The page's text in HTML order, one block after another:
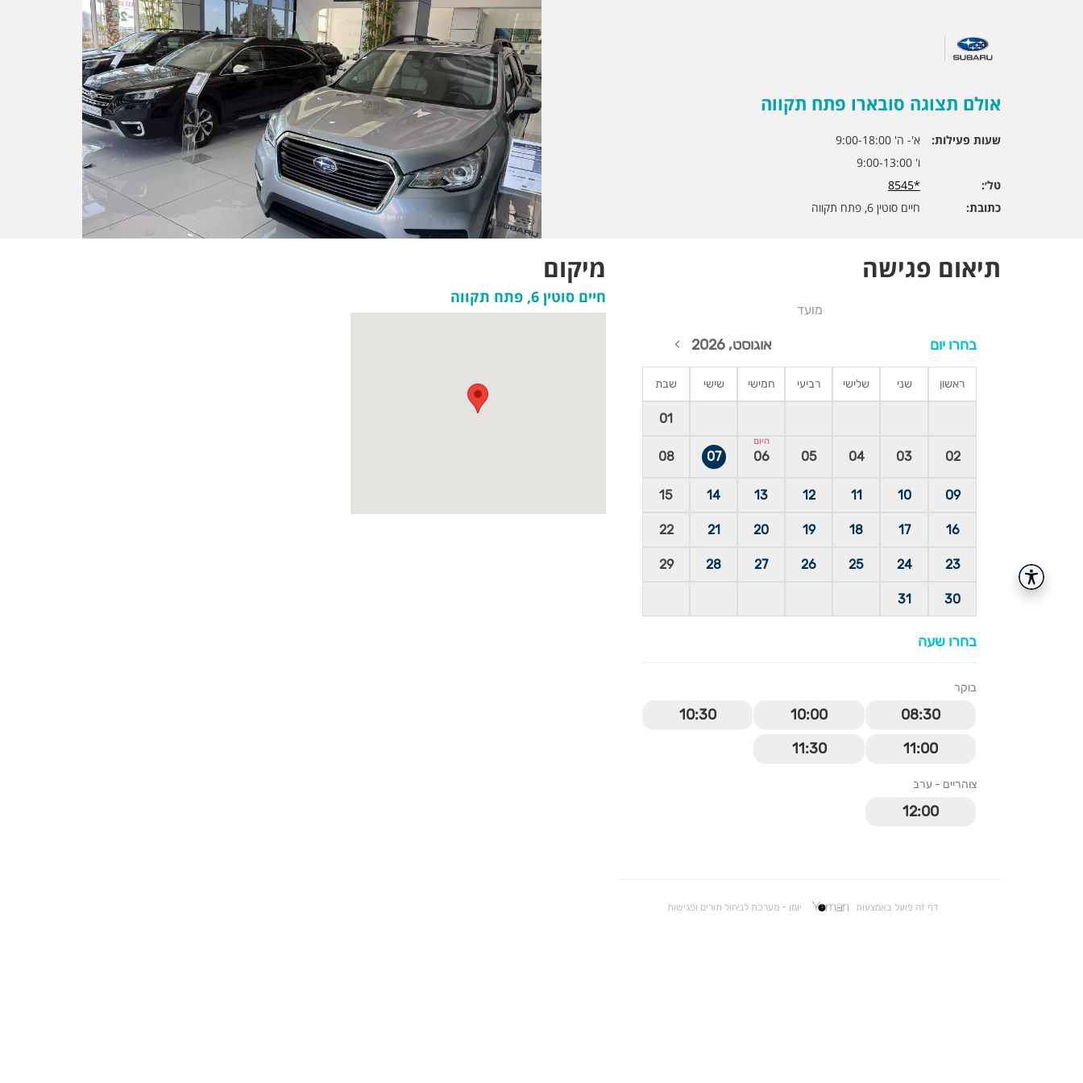
אולם תצוגה סובארו פתח תקווה
שעות פעילות:
א'- ה' 9:00-18:00
ו' 9:00-13:00
טל׳:
*8545
כתובת:
חיים סוטין 6, פתח תקווה
תיאום פגישה מיקום
חיים סוטין 6, פתח תקווה